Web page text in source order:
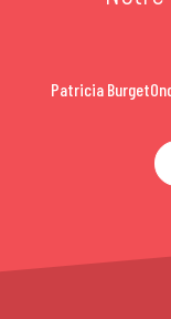
Patricia Burget